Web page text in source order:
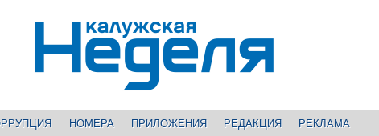
НОМЕРА ПРИЛОЖЕНИЯ РЕДАКЦИЯ РЕКЛАМА